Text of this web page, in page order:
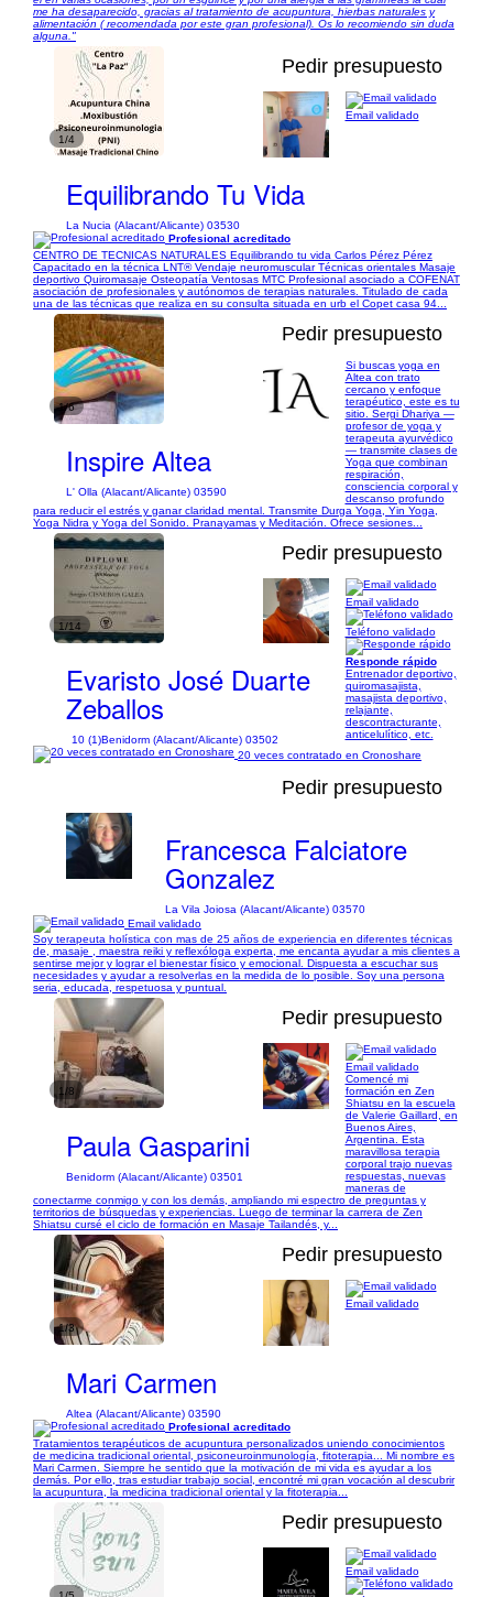
me ha desaparecido, gracias al tratamiento de acupuntura, hierbas naturales y
alimentación ( recomendada por este gran profesional). Os lo recomiendo sin duda
alguna."
1/4
Pedir presupuesto
Equilibrando Tu Vida
La Nucia (Alacant/Alicante) 03530
Email validado
Profesional acreditado
CENTRO DE TECNICAS NATURALES Equilibrando tu vida Carlos Pérez Pérez
Capacitado en la técnica LNT® Vendaje neuromuscular Técnicas orientales Masaje
deportivo Quiromasaje Osteopatía Ventosas MTC Profesional asociado a COFENAT
asociación de profesionales y autónomos de terapias naturales. Titulado de cada
una de las técnicas que realiza en su consulta situada en urb el Copet casa 94...
1/6
Pedir presupuesto
Inspire Altea
L' Olla (Alacant/Alicante) 03590
Si buscas yoga en
Altea con trato
cercano y enfoque
terapéutico, este es tu
sitio. Sergi Dhariya —
profesor de yoga y
terapeuta ayurvédico
— transmite clases de
Yoga que combinan
respiración,
consciencia corporal y
descanso profundo
para reducir el estrés y ganar claridad mental. Transmite Durga Yoga, Yin Yoga,
Yoga Nidra y Yoga del Sonido. Pranayamas y Meditación. Ofrece sesiones...
1/14
Pedir presupuesto
Evaristo José Duarte
Zeballos
10 (1)Benidorm (Alacant/Alicante) 03502
Email validado
Teléfono validado
Responde rápido
Entrenador deportivo,
quiromasajista,
masajista deportivo,
relajante,
descontracturante,
anticelulítico, etc.
20 veces contratado en Cronoshare
Pedir presupuesto
Francesca Falciatore
Gonzalez
La Vila Joiosa (Alacant/Alicante) 03570
Email validado
Soy terapeuta holística con mas de 25 años de experiencia en diferentes técnicas
de, masaje , maestra reiki y reflexóloga experta, me encanta ayudar a mis clientes a
sentirse mejor y lograr el bienestar físico y emocional. Dispuesta a escuchar sus
necesidades y ayudar a resolverlas en la medida de lo posible. Soy una persona
seria, educada, respetuosa y puntual.
1/8
Pedir presupuesto
Paula Gasparini
Benidorm (Alacant/Alicante) 03501
Email validado
Comencé mi
formación en Zen
Shiatsu en la escuela
de Valerie Gaillard, en
Buenos Aires,
Argentina. Esta
maravillosa terapia
corporal trajo nuevas
respuestas, nuevas
maneras de
conectarme conmigo y con los demás, ampliando mi espectro de preguntas y
territorios de búsquedas y experiencias. Luego de terminar la carrera de Zen
Shiatsu cursé el ciclo de formación en Masaje Tailandés, y...
1/3
Pedir presupuesto
Mari Carmen
Altea (Alacant/Alicante) 03590
Email validado
Profesional acreditado
Tratamientos terapéuticos de acupuntura personalizados uniendo conocimientos
de medicina tradicional oriental, psiconeuroinmunología, fitoterapia... Mi nombre es
Mari Carmen. Siempre he sentido que la motivación de mi vida es ayudar a los
demás. Por ello, tras estudiar trabajo social, encontré mi gran vocación al descubrir
la acupuntura, la medicina tradicional oriental y la fitoterapia...
Pedir presupuesto
Email validado